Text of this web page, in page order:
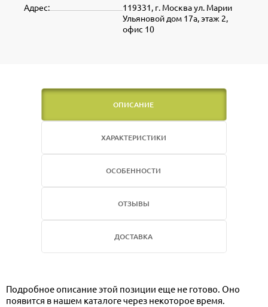
119331, г. Москва ул. Марии
Ульяновой дом 17а, этаж 2,
офис 10
Адрес:
ОПИСАНИЕ
ХАРАКТЕРИСТИКИ
ОСОБЕННОСТИ
ОТЗЫВЫ
ДОСТАВКА
Подробное описание этой позиции еще не готово. Оно
появится в нашем каталоге через некоторое время.